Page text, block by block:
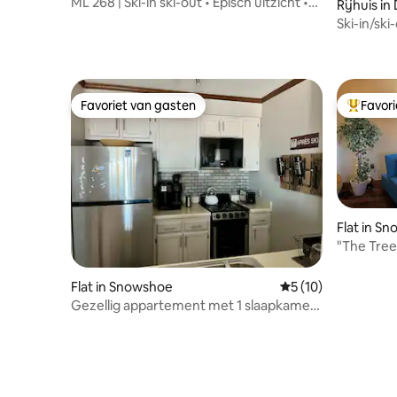
Rijhuis in
Ski-in/
Favoriet van gasten
Favoriet van gasten
Flat in Snowshoe Gemiddelde
5 (10)
Gezellig appartement met 1 slaapkamer
Flat in
"The